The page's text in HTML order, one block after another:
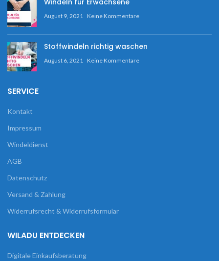
August 9, 2021 Keine Kommentare
Stoffwindeln richtig waschen
August 6, 2021 Keine Kommentare
SERVICE
Kontakt
Impressum
Windeldienst
AGB
Datenschutz
Versand & Zahlung
Widerrufsrecht & Widerrufsformular
WILADU ENTDECKEN
Digitale Einkaufsberatung